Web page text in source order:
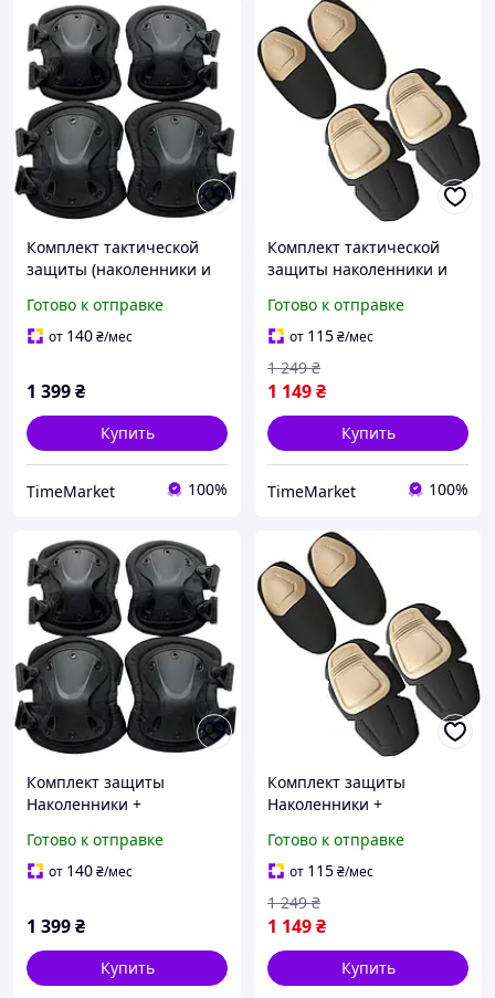
Комплект тактической
защиты (наколенники и
ударопрочного пластика
черного цвета.
Готово к отправке
от 140₴/мес
1 399₴
Купить
TimeMarket 100%
Комплект тактической
защиты наколенники и
прочного пластика
коричневые для
безопасности в полевых
условиях.
Готово к отправке
от 115₴/мес
1 149₴
1 249 ₴
Купить
TimeMarket 100%
Комплект защиты
Наколенники +
ударопрочного пластика
(Черный) :BRASIL:
Готово к отправке
от 140₴/мес
1 399₴
Купить
Комплект защиты
Наколенники +
ударопрочного пластика
(Коричневый) :BRASIL:
Готово к отправке
от 115₴/мес
1 149₴
1 249 ₴
Купить